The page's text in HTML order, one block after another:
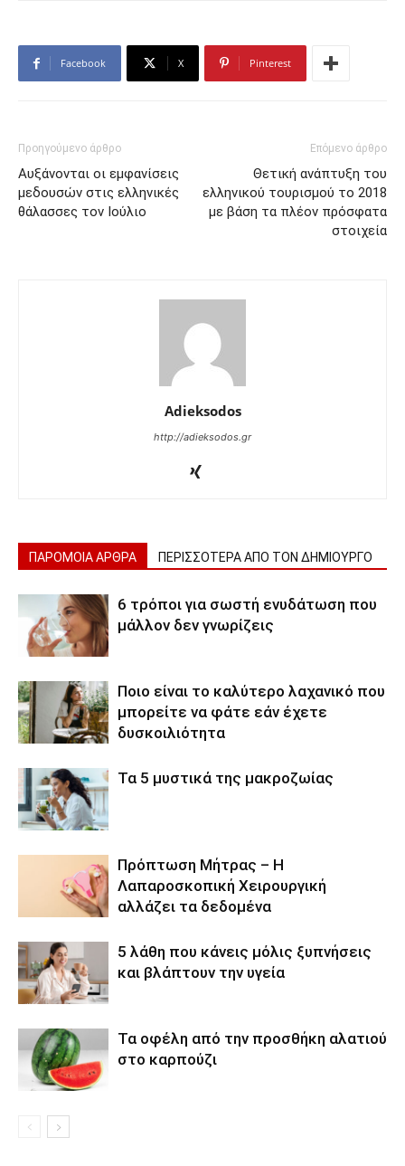
Facebook X Pinterest
Προηγούμενο άρθρο
Αυξάνονται οι εμφανίσεις
μεδουσών στις ελληνικές
θάλασσες τον Ιούλιο
Επόμενο άρθρο
Θετική ανάπτυξη του
ελληνικού τουρισμού το 2018
με βάση τα πλέον πρόσφατα
στοιχεία
Adieksodos
http://adieksodos.gr
ΠΑΡΟΜΟΙΑ ΑΡΘΡΑ ΠΕΡΙΣΣΟΤΕΡΑ ΑΠΟ ΤΟΝ ΔΗΜΙΟΥΡΓΟ
6 τρόποι για σωστή ενυδάτωση που
μάλλον δεν γνωρίζεις
Ποιο είναι το καλύτερο λαχανικό που
μπορείτε να φάτε εάν έχετε
δυσκοιλιότητα
Τα 5 μυστικά της μακροζωίας
Πρόπτωση Μήτρας – Η
Λαπαροσκοπική Χειρουργική
αλλάζει τα δεδομένα
5 λάθη που κάνεις μόλις ξυπνήσεις
και βλάπτουν την υγεία
Τα οφέλη από την προσθήκη αλατιού
στο καρπούζι